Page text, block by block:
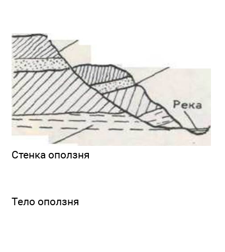
Стенка оползня
Тело оползня